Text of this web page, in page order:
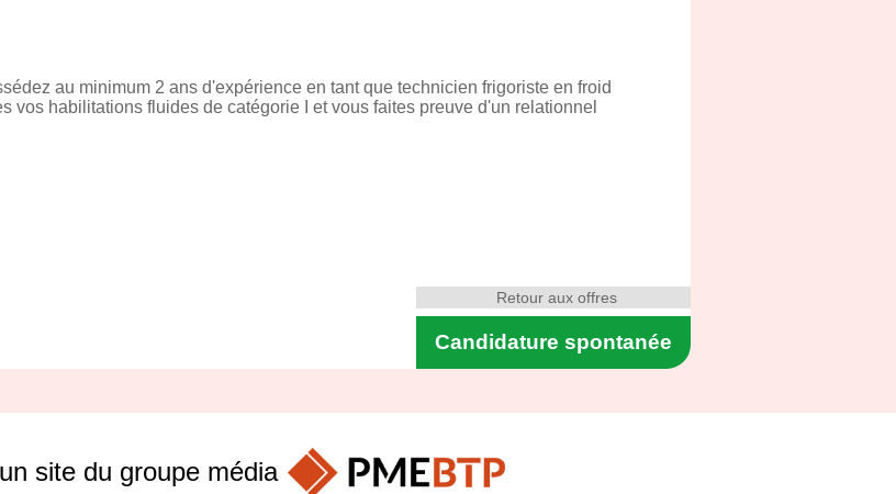
au minimum 2 ans d'expérience en tant que technicien frigoriste en froid
vos habilitations fluides de catégorie I et vous faites preuve d'un relationnel
Candidature spontanée
Retour aux offres
un site du groupe média